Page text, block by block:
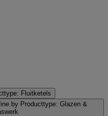
Fluitketels
by Producttype: Glazen &